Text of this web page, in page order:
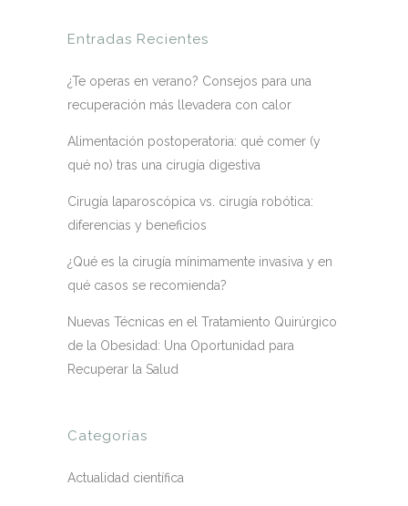
Entradas Recientes
¿Te operas en verano? Consejos para una
recuperación más llevadera con calor
Alimentación postoperatoria: qué comer (y
qué no) tras una cirugía digestiva
Cirugía laparoscópica vs. cirugía robótica:
diferencias y beneficios
¿Qué es la cirugía mínimamente invasiva y en
qué casos se recomienda?
Nuevas Técnicas en el Tratamiento Quirúrgico
de la Obesidad: Una Oportunidad para
Recuperar la Salud
Categorías
Actualidad científica